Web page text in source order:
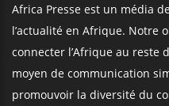
Africa Presse est un média
l’actualité en Afrique. Notre
connecter l’Afrique au reste
moyen de communication
promouvoir la diversité du